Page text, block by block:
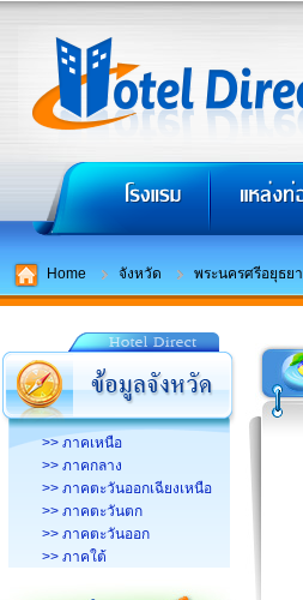
Home จังหวัด พระนครศรีอยุธยา
>> ภาคเหนือ
>> ภาคกลาง
>> ภาคตะวันออกเฉียงเหนือ
>> ภาคตะวันตก
>> ภาคตะวันออก
>> ภาคใต้